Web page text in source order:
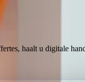
haalt u digitale